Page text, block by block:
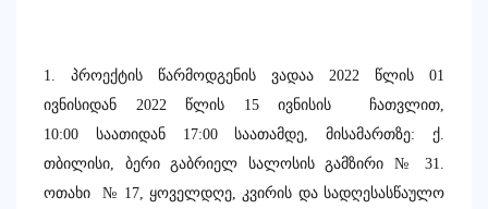
1. პროექტის წარმოდგენის ვადაა 2022 წლის 01
ივნისიდან 2022 წლის 15 ივნისის ჩათვლით,
10:00
საათიდან17:00საათამდე,მისამართზე:ქ.
თბილისი, ბერი გაბრიელ სალოსის გამზირი №
31.
ოთახი
№ 17, ყოველდღე,კვირის და სადღესასწაულო